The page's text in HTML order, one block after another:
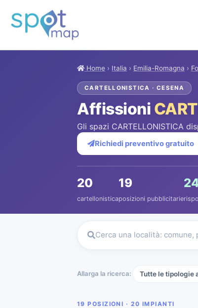
Home › Italia › Emilia-Romagna ›
CARTELLONISTICA · CESENA
Affissioni
Gli spazi CARTELLONISTICA
Richiedi preventivo gratuito
20
cartellonistica
19
posizioni pubblicitarie
Cerca una località:
Allarga la ricerca: Tutte le tipologie
19 POSIZIONI · 20 IMPIANTI